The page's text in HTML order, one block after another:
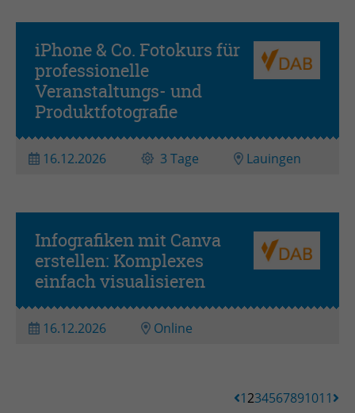
iPhone & Co. Fotokurs für
professionelle
Veranstaltungs- und
Produktfotografie
16.12.2026 3 Tage Lauingen
Infografiken mit Canva
erstellen: Komplexes
einfach visualisieren
16.12.2026 Online
1234567891011